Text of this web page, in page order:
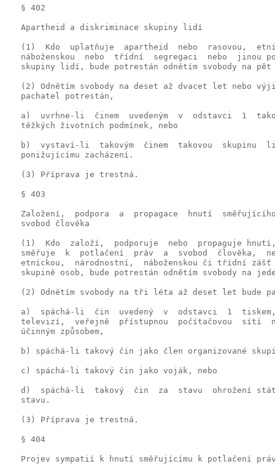
   § 402
   Apartheid a diskriminace skupiny lidí
(1)  Kdo  uplatňuje  apartheid  nebo  rasovou,
náboženskou  nebo  třídní  segregaci  nebo  jinou
skupiny lidí, bude potrestán odnětím svobody na pět
(2) Odnětím svobody na deset až dvacet let nebo
   pachatel potrestán,
a)  uvrhne-li  činem  uvedeným  v  odstavci  1
   těžkých životních podmínek, nebo
b)  vystaví-li  takovým  činem  takovou  skupinu
   ponižujícímu zacházení.
   (3) Příprava je trestná.
   § 403
Založení,  podpora  a  propagace  hnutí
   svobod člověka
(1)  Kdo  založí,  podporuje  nebo  propaguje
směřuje  k  potlačení  práv  a  svobod  člověka,
etnickou,  národnostní,  náboženskou či třídní zášť
skupině osob, bude potrestán odnětím svobody na
(2) Odnětím svobody na tři léta až deset let bude
a)  spáchá-li  čin  uvedený  v  odstavci  1
televizí,  veřejně  přístupnou  počítačovou  sítí
   účinným způsobem,
b) spáchá-li takový čin jako člen organizované
   c) spáchá-li takový čin jako voják, nebo
d)  spáchá-li  takový  čin  za  stavu  ohrožení
   stavu.
   (3) Příprava je trestná.
   § 404
Projev sympatií k hnutí směřujícímu k potlačení